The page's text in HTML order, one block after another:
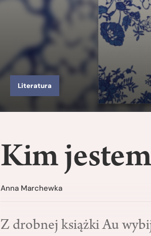
Literatura
Kim jestem
Anna Marchewka
Z drobnej książki Au